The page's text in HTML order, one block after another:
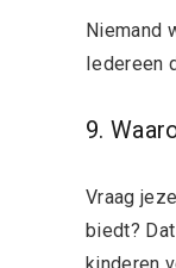
Niemand
Iedereen
9.
Vraag
biedt?
kinderen